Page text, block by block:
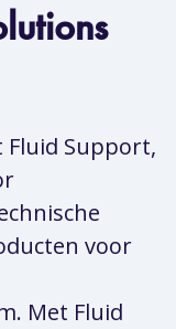
Fluid Support,
voor
Met Fluid